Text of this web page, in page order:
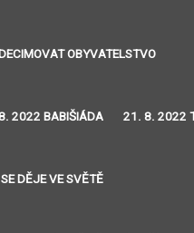
OBYVATELSTVO
2022 BABIŠIÁDA 21. 8. 2022
DĚJE VE SVĚTĚ